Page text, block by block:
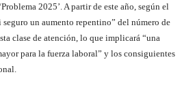
2025’. A partir de este año, según el
seguro un aumento repentino” del número de
clase de atención, lo que implicará “una
para la fuerza laboral” y los consiguientes